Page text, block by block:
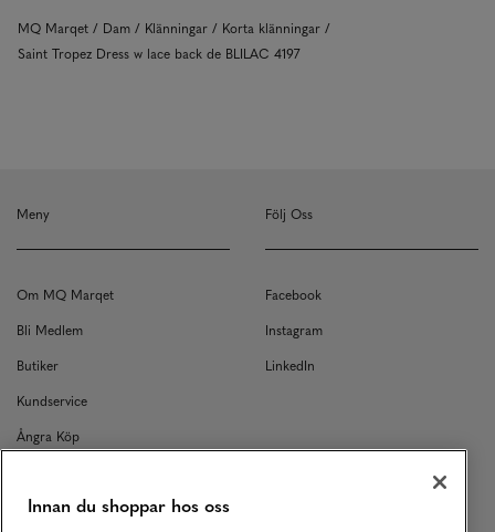
MQ Marqet Dam Klänningar
Korta klänningar
Saint Tropez Dress w lace back de BLILAC 4197
Meny
Om MQ Marqet
Bli Medlem
Butiker
Kundservice
Ångra Köp
Returer
Följ Oss
Facebook
Instagram
LinkedIn
Innan du shoppar hos oss